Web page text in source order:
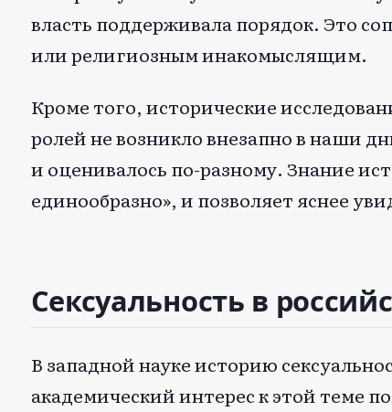
власть поддерживала порядок. Это
или религиозным инакомыслящим.
Кроме того, исторические
ролей не возникло внезапно в наши
и оценивалось по-разному. Знание
единообразно», и позволяет яснее
Сексуальность в
В западной науке историю
академический интерес к этой теме